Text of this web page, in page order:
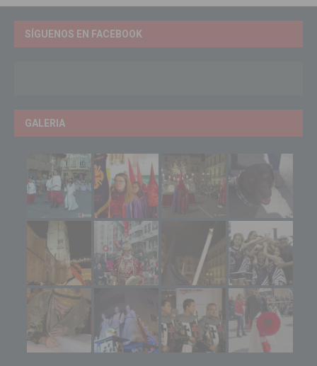
SÍGUENOS EN FACEBOOK
GALERIA